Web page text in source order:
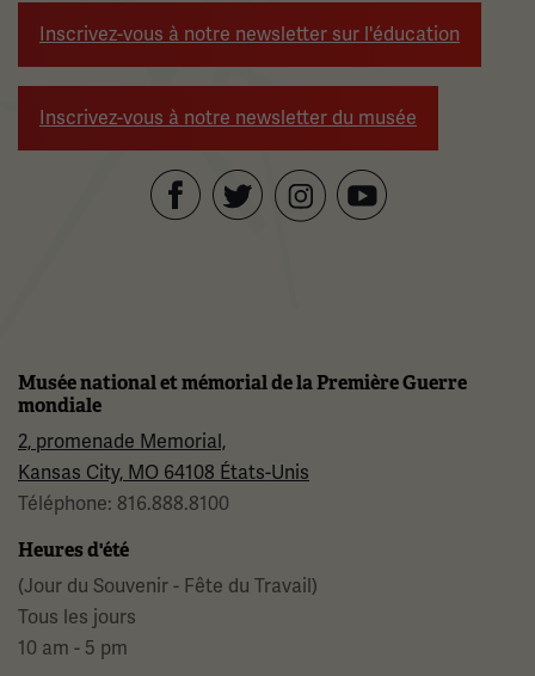
Inscrivez-vous à notre newsletter sur l'éducation
Inscrivez-vous à notre newsletter du musée
Musée national et mémorial de la Première Guerre
mondiale
2, promenade Memorial,
Kansas City, MO 64108 États-Unis
Téléphone: 816.888.8100
Heures d'été
(Jour du Souvenir - Fête du Travail)
Tous les jours
10 am - 5 pm